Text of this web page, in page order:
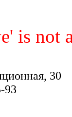
is not
30
93